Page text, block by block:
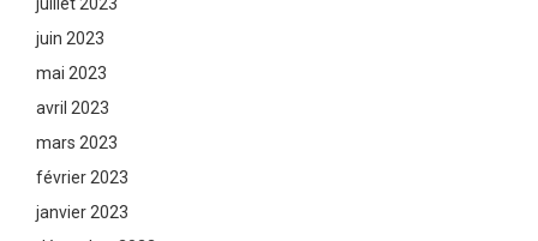
juin 2023
mai 2023
avril 2023
mars 2023
février 2023
janvier 2023